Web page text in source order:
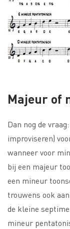
Majeur of
Dan nog de
improviseren)
wanneer voor
bij een majeur
een mineur
trouwens ook
de kleine
mineur